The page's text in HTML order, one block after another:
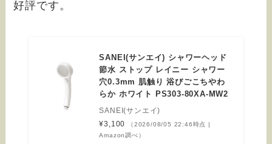
好評です。
SANEI(サンエイ) シャワーヘッド
節水 ストップ レイニー シャワー
穴0.3mm 肌触り 浴びごこちやわ
らか ホワイト PS303-80XA-MW2
SANEI(サンエイ)
¥3,100
（2026/08/05 22:46時点 |
Amazon調べ）